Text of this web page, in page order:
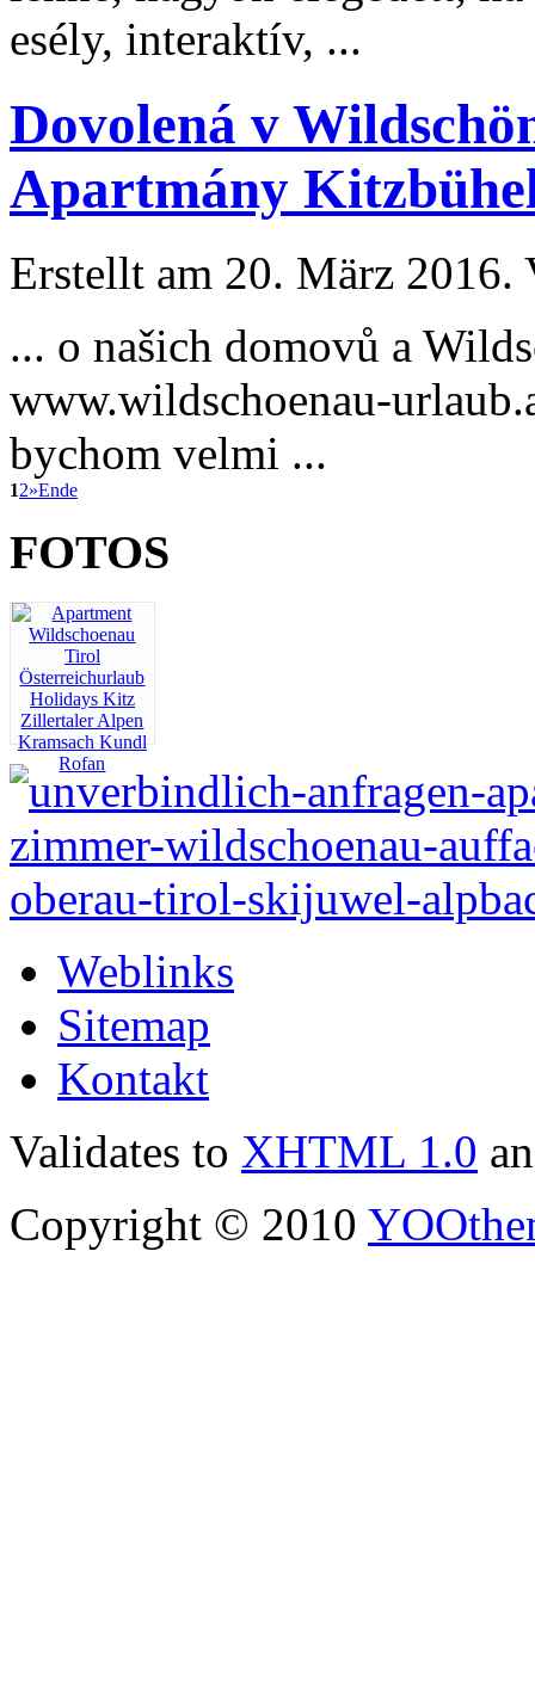
esély, interaktív, ...
Dovolená v
Apartmány
Erstellt am 20. März
... o našich domovů a
www.wildschoenau-urlaub
bychom velmi ...
12»Ende
FOTOS
Weblinks
Sitemap
Kontakt
Validates to XHTML 1.0
Copyright © 2010